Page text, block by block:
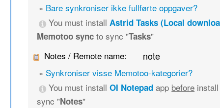
» Bare synkroniser ikke fullførte oppgaver?
You must installAstrid Tasks (Local
Memotoo sync to sync "Tasks"
Notes / Remote name:
note
» Synkroniser visse Memotoo-kategorier?
You must installOI Notepad app before
sync "Notes"